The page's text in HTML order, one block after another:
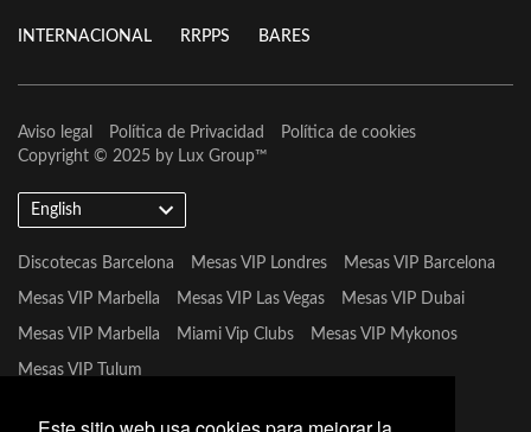
INTERNACIONAL RRPPS BARES
Aviso legal Política de Privacidad
Política de cookies
Copyright © 2025 by Lux Group™
English
Discotecas Barcelona Mesas VIP Londres Mesas VIP Barcelona
Mesas VIP Marbella Mesas VIP Las Vegas Mesas VIP Dubai
Mesas VIP Marbella Miami Vip Clubs Mesas VIP Mykonos
Mesas VIP Tulum